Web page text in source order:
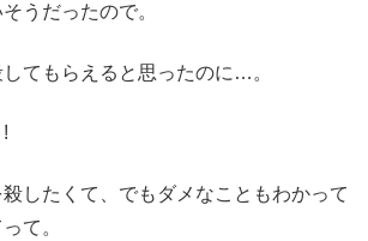
うだったので。
てもらえると思ったのに…。
したくて、でもダメなこともわかって
て。